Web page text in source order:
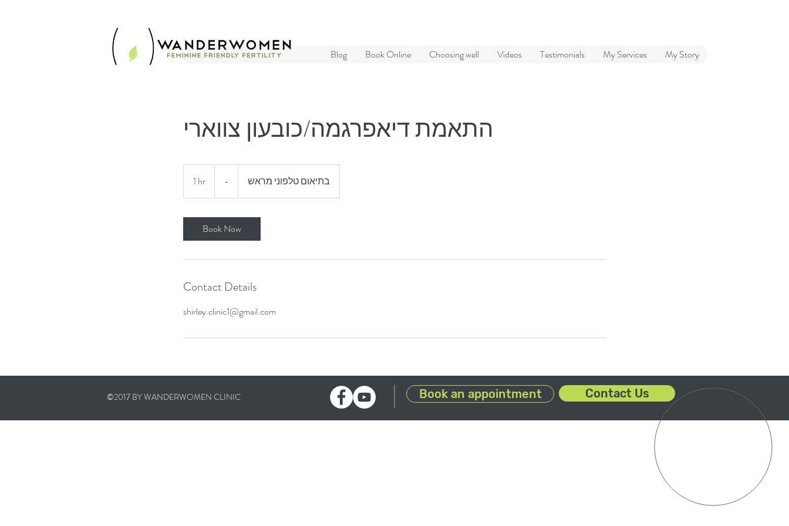
My Story
My Services
Testimonials
Videos
Choosing well
Book Online
Blog
התאמת דיאפרגמה/כובעון צווארי
1 hr
h
- בתיאום טלפוני מראש
Book Now
Contact Details
shirley.clinic1@gmail.com
©2017 BY WANDERWOMEN CLINIC Book an appointment Contact Us